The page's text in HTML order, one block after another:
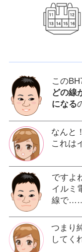
この
どの線
になる
なんと！
これは
ですよ
イルミ
線で……
つまり
してく